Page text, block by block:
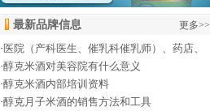
最新品牌信息 更多>>
· 医院（产科医生、催乳科催乳师）、药店、
·醇克米酒对美容院有什么意义
·醇克米酒内部培训资料
·醇克月子米酒的销售方法和工具